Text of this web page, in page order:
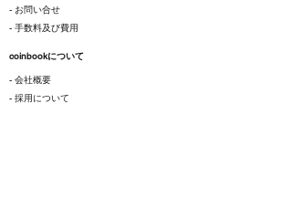
- お問い合せ
- 手数料及び費用
coinbookについて
- 会社概要
- 採用について